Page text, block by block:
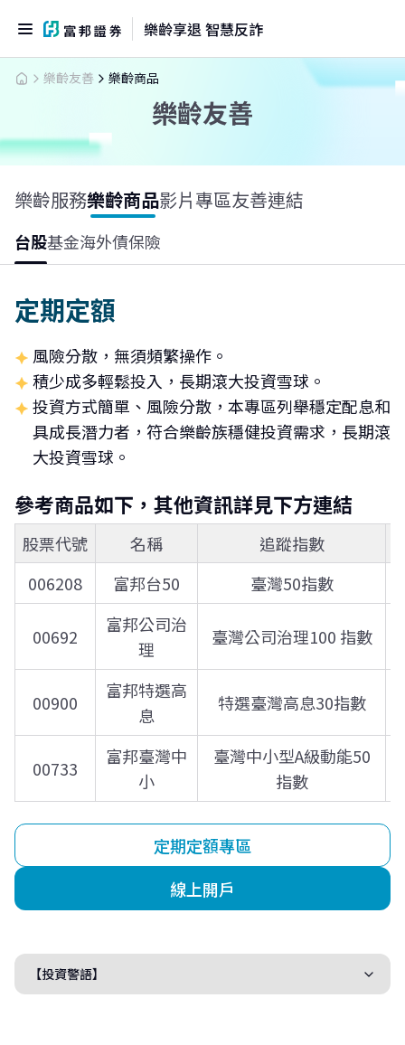
樂齡享退 智慧反詐
樂齡友善 樂齡商品
樂齡友善
樂齡服務樂齡商品影片專區友善連結
台股基金海外債保險
定期定額
風險分散，無須頻繁操作。
積少成多輕鬆投入，長期滾大投資雪球。
投資方式簡單、風險分散，本專區列舉穩定配息和
具成長潛力者，符合樂齡族穩健投資需求，長期滾
大投資雪球。
參考商品如下，其他資訊詳見下方連結
股票代號 名稱 追蹤指數
006208
富邦台50 臺灣50指數
00692
富邦公司治
理
臺灣公司治理100 指數
00900
富邦特選高
息
特選臺灣高息30指數
00733
富邦臺灣中
小
臺灣中小型A級動能50
指數
定期定額專區
線上開戶
【投資警語】